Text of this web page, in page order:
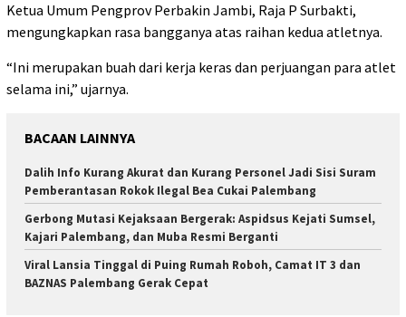
Ketua Umum Pengprov Perbakin Jambi, Raja P Surbakti,
mengungkapkan rasa bangganya atas raihan kedua atletnya.
“Ini merupakan buah dari kerja keras dan perjuangan para atlet
selama ini,” ujarnya.
BACAAN LAINNYA
Dalih Info Kurang Akurat dan Kurang Personel Jadi Sisi Suram
Pemberantasan Rokok Ilegal Bea Cukai Palembang
Gerbong Mutasi Kejaksaan Bergerak: Aspidsus Kejati Sumsel,
Kajari Palembang, dan Muba Resmi Berganti
Viral Lansia Tinggal di Puing Rumah Roboh, Camat IT 3 dan
BAZNAS Palembang Gerak Cepat